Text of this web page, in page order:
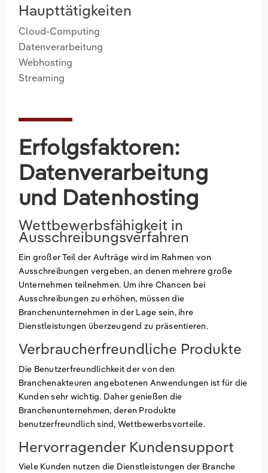
Haupttätigkeiten
Cloud-Computing
Datenverarbeitung
Webhosting
Streaming
Erfolgsfaktoren:
Datenverarbeitung
und Datenhosting
Wettbewerbsfähigkeit in
Ausschreibungsverfahren
Ein großer Teil der Aufträge wird im Rahmen von
Ausschreibungen vergeben, an denen mehrere große
Unternehmen teilnehmen. Um ihre Chancen bei
Ausschreibungen zu erhöhen, müssen die
Branchenunternehmen in der Lage sein, ihre
Dienstleistungen überzeugend zu präsentieren.
Verbraucherfreundliche Produkte
Die Benutzerfreundlichkeit der von den
Branchenakteuren angebotenen Anwendungen ist für die
Kunden sehr wichtig. Daher genießen die
Branchenunternehmen, deren Produkte
benutzerfreundlich sind, Wettbewerbsvorteile.
Hervorragender Kundensupport
Viele Kunden nutzen die Dienstleistungen der Branche